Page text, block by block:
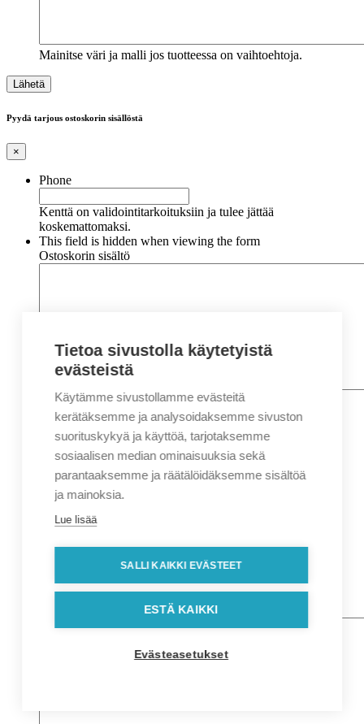
Mainitse väri ja malli jos tuotteessa on vaihtoehtoja.
Pyydä tarjous ostoskorin sisällöstä
×
Phone
Kenttä on validointitarkoituksiin ja tulee jättää
koskemattomaksi.
This field is hidden when viewing the form
Ostoskorin sisältö
Nimi*
Etunimi
Sukunimi
Sähköposti*
Puhelin*
Osoitetiedot
Lähiosoite
Postinumero
Tietoa sivustolla käytetyistä
evästeistä
Käytämme sivustollamme evästeitä
kerätäksemme ja analysoidaksemme sivuston
suorituskykyä ja käyttöä, tarjotaksemme
sosiaalisen median ominaisuuksia sekä
parantaaksemme ja räätälöidäksemme sisältöä
ja mainoksia.
Lue lisää
SALLI KAIKKI EVÄSTEET
ESTÄ KAIKKI
Evästeasetukset